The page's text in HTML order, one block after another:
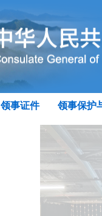
领事证件 领事保护